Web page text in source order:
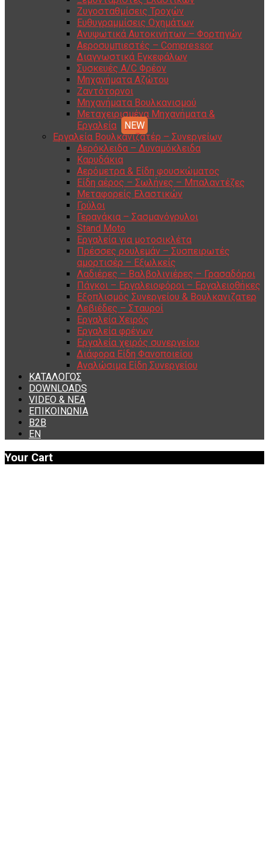
Ζυγοσταθμίσεις Τροχών
Ευθυγραμμίσεις Οχημάτων
Ανυψωτικά Αυτοκινήτων – Φορτηγών
Αεροσυμπιεστές – Compressor
Διαγνωστικά Εγκεφάλων
Συσκευές A/C Φρέον
Μηχανήματα Αζώτου
Ζαντότορνοι
Μηχανήματα Βουλκανισμού
Μεταχειρισμένα Μηχανήματα &
Εργαλεία
Εργαλεία Βουλκανιζατέρ – Συνεργείων
Αερόκλειδα – Δυναμόκλειδα
Καρυδάκια
Αερόμετρα & Είδη φουσκώματος
Είδη αέρος – Σωλήνες – Μπαλαντέζες
Μεταφορείς Ελαστικών
Γρύλοι
Γερανάκια – Σασμανόγρυλοι
Stand Moto
Εργαλεία για μοτοσικλέτα
Πρέσσες ρουλεμάν – Συσπειρωτές
αμορτισέρ – Εξωλκείς
Λαδιέρες – Βαλβολινιέρες – Γρασαδόροι
Πάγκοι – Εργαλειοφόροι – Εργαλειοθήκες
Εξοπλισμός Συνεργείου & Βουλκανιζατερ
Λεβιέδες – Σταυροί
Εργαλεία Χειρός
Εργαλεία φρένων
Εργαλεία χειρός συνεργείου
Διάφορα Είδη Φανοποιείου
Αναλώσιμα Είδη Συνεργείου
ΚΑΤΑΛΟΓΟΣ
DOWNLOADS
VIDEO & ΝΕΑ
ΕΠΙΚΟΙΝΩΝΙΑ
B2B
ΕΝ
Your Cart